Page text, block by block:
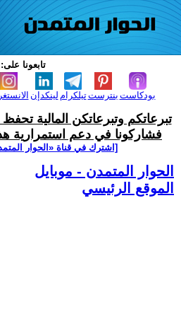
تابعونا على:
لينكدإن تيلكرامبنترست بودكاست
تبرعاتكم وتبرعاتكن المالية
فشاركونا في دعم استمرارية
[اشترك في قناة ‫«الحوار
الحوار المتمدن - موبايل
الموقع الرئيسي